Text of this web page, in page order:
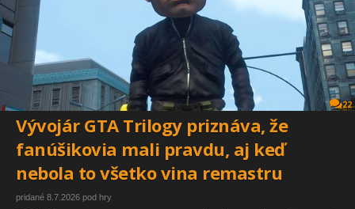
22
Vývojár GTA Trilogy priznáva, že
fanúšikovia mali pravdu, aj keď
nebola to všetko vina remastru
pridané 8.7.2026 pod hry